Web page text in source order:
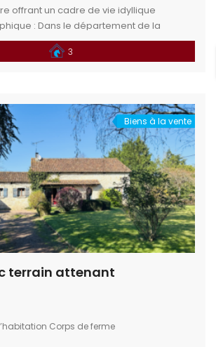
offrant un cadre de vie idyllique
: Dans le département de la
de la Sarthe, en région Pays de la
charmant village de Vimartin sur Orthe.
3
Biens à la vente
terrain attenant
Corps de ferme